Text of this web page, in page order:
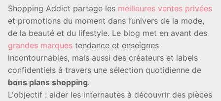
Shopping Addict partage les meilleures ventes privées
et promotions du moment dans l’univers de la mode,
de la beauté et du lifestyle. Le blog met en avant des
grandes marques tendance et enseignes
incontournables, mais aussi des créateurs et labels
confidentiels à travers une sélection quotidienne de
bons plans shopping.
L'objectif : aider les internautes à découvrir des pièces